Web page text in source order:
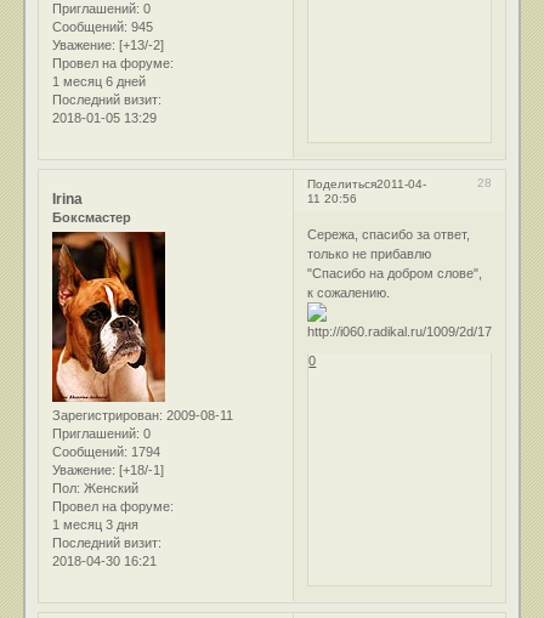
Приглашений: 0
Сообщений: 945
Уважение: [+13/-2]
Провел на форуме:
1 месяц 6 дней
Последний визит:
2018-01-05 13:29
Поделиться 28
2011-04-
11 20:56
Irina
Боксмастер
Зарегистрирован: 2009-08-11
Приглашений: 0
Сообщений: 1794
Уважение: [+18/-1]
Пол: Женский
Провел на форуме:
1 месяц 3 дня
Последний визит:
2018-04-30 16:21
Сережа, спасибо за ответ,
только не прибавлю
"Спасибо на добром слове",
к сожалению.
0